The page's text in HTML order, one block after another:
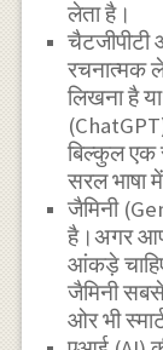
लेता है।
रचनात्मक
लिखना है
बिल्कुल एक
सरल भाषा
जैमिनी
है।अगर
आंकड़े
जैमिनी
ओर भी